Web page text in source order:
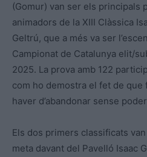
(Gomur) van ser els principals
animadors de la XIII Clàssica
Geltrú, que a més va ser
Campionat de Catalunya elit/
2025. La prova amb 122
com ho demostra el fet de que
haver d’abandonar sense
Els dos primers classificats
meta davant del Pavelló Isaac